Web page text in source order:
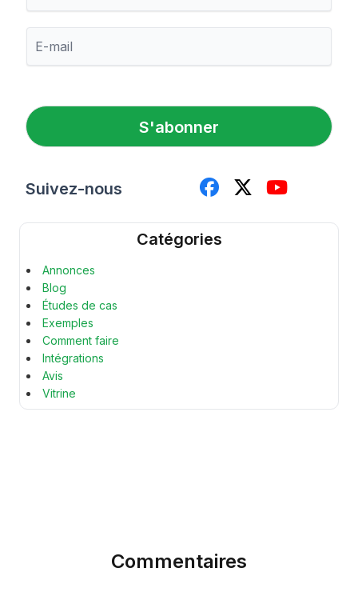
é
n
m
l
*
S'abonner
Suivez-nous
Catégories
Annonces
Blog
Études de cas
Exemples
Comment faire
Intégrations
Avis
Vitrine
Commentaires